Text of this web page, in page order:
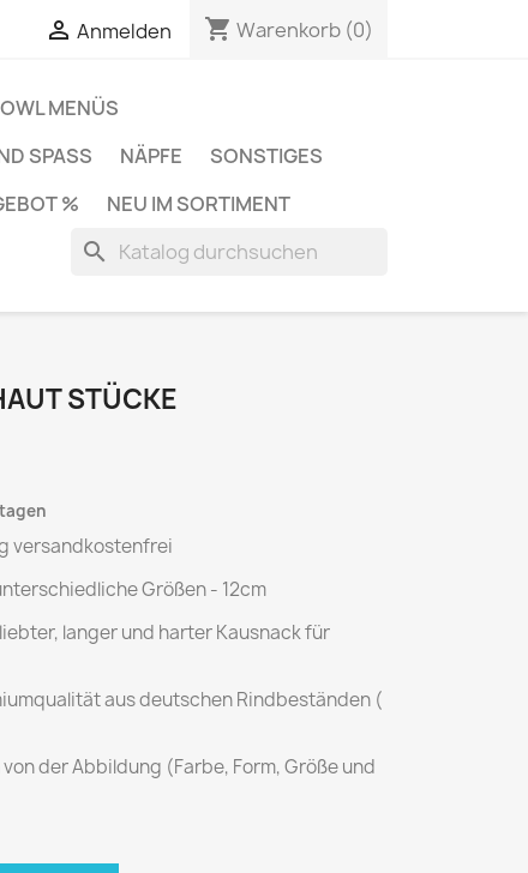
 Anmelden shopping_cart Warenkorb (0)
MENÜS
SPASS NÄPFE
SONSTIGES
% NEU IM SORTIMENT
search
STÜCKE
versandkostenfrei
Größen - 12cm
langer und harter Kausnack für
aus deutschen Rindbeständen (
der Abbildung (Farbe, Form, Größe und